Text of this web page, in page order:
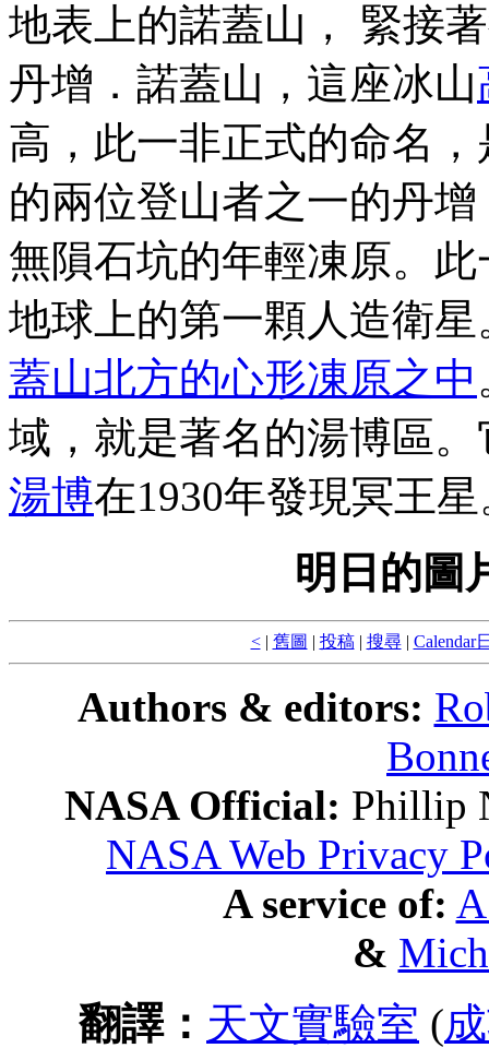
地表上的諾蓋山， 緊接
丹增．諾蓋山，這座冰山
高，此一非正式的命名
的兩位登山者之一的丹
無隕石坑的年輕凍原。
地球上的第一顆人造衛
蓋山北方的心形凍原之中
域，就是著名的湯博區
湯博在1930年發現冥王
明日的圖
<| 舊圖 | 投稿| 搜尋| Calendar
Authors & editors:
NASA Official: Phillip
NASA Web Privacy
A service of:
&
翻譯： 天文實驗室 (